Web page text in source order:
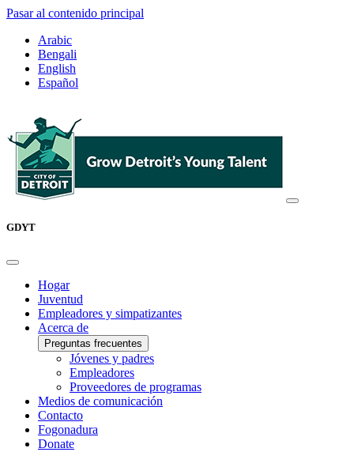
Pasar al contenido principal
Arabic
Bengali
English
Español
GDYT
Hogar
Juventud
Empleadores y simpatizantes
Acerca de
Preguntas frecuentes
Jóvenes y padres
Empleadores
Proveedores de programas
Medios de comunicación
Contacto
Fogonadura
Donate